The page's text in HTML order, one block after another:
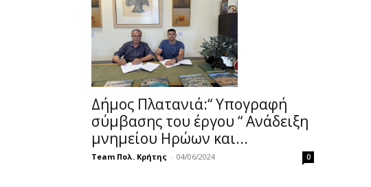
Δήμος Πλατανιά:“ Υπογραφή
σύμβασης του έργου “ Ανάδειξη
μνημείου Ηρώων και...
Team Πολ. Κρήτης - 04/06/2024 0